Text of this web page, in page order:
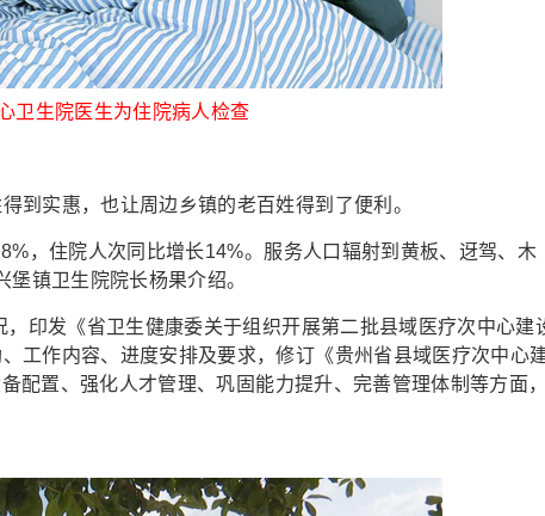
卫生院医生为住院病人检查
实惠，也让周边乡镇的老百姓得到了便利。
，住院人次同比增长14%。服务人口辐射到黄板、迓驾、木
镇卫生院院长杨果介绍。
发《省卫生健康委关于组织开展第二批县域医疗次中心建
工作内容、进度安排及要求，修订《贵州省县域医疗次中心
配置、强化人才管理、巩固能力提升、完善管理体制等方面，